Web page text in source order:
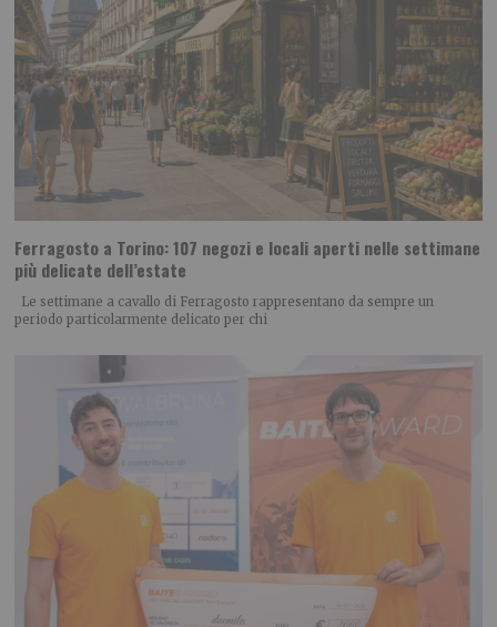
Ferragosto a Torino: 107 negozi e locali aperti nelle settimane
più delicate dell’estate
Le settimane a cavallo di Ferragosto rappresentano da sempre un
periodo particolarmente delicato per chi